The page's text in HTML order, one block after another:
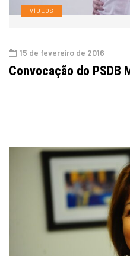
VÍDEOS
15 de fevereiro de 2016
Convocação do PSDB